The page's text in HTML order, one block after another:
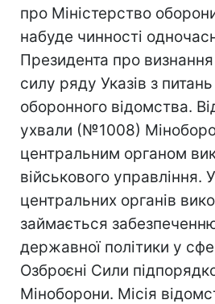
про Міністерство
набуде чинності
Президента про
силу ряду Указів з питань
оборонного відомства.
ухвали (№1008)
центральним органом
військового управління.
центральних органів
займається забезпеченню
державної політики у
Озброєні Сили
Міноборони. Місія